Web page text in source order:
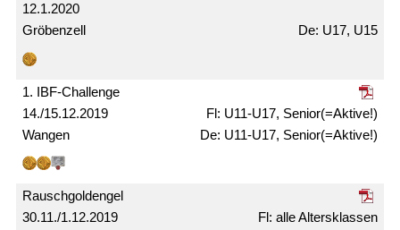
12.1.2020
Gröbenzell U17, U15
14./15.12.2019
1. IBF-Challenge
Wangen
U11-U17, Senior(=Aktive!)
U11-U17, Senior(=Aktive!)
30.11./1.12.2019
Rausch­gold­engel
alle Alters­klassen